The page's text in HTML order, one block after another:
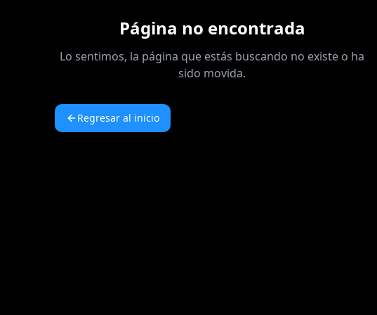
Página no encontrada
Lo sentimos, la página que estás buscando no existe o ha
sido movida.
Regresar al inicio